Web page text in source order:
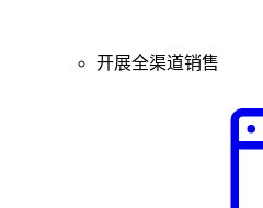
开展全渠道销售